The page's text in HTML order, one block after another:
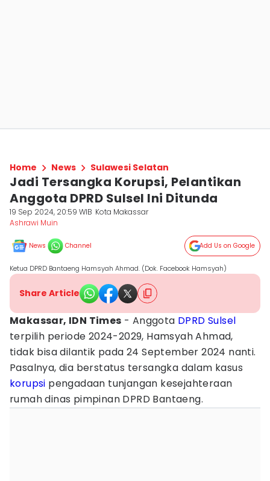
Home News Sulawesi Selatan
Jadi Tersangka Korupsi, Pelantikan
Anggota DPRD Sulsel Ini Ditunda
19 Sep 2024, 20:59 WIB Kota Makassar
Ashrawi Muin
News Channel Add Us on Google
Ketua DPRD Bantaeng Hamsyah Ahmad. (Dok. Facebook Hamsyah)
Share Article
Makassar, IDN Times - Anggota DPRD Sulsel
terpilih periode 2024-2029, Hamsyah Ahmad,
tidak bisa dilantik pada 24 September 2024 nanti.
Pasalnya, dia berstatus tersangka dalam kasus
korupsi pengadaan tunjangan kesejahteraan
rumah dinas pimpinan DPRD Bantaeng.